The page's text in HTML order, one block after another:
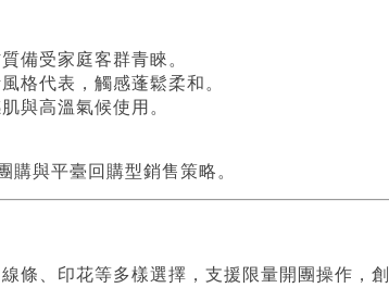
備受家庭客群青睞。
格代表，觸感蓬鬆柔和。
與高溫氣候使用。
購與平臺回購型銷售策略。
條、印花等多樣選擇，支援限量開團操作，創